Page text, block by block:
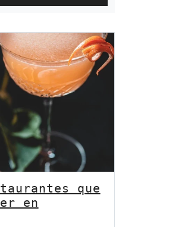
que
en